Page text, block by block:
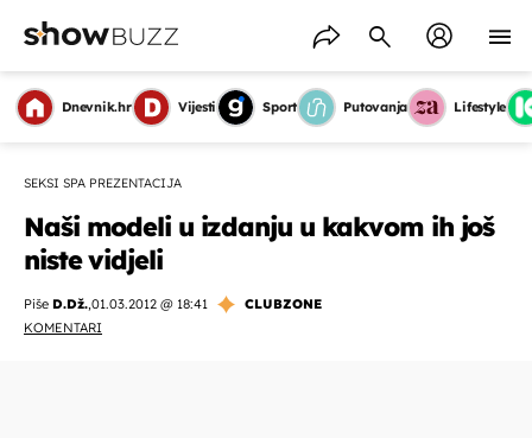
Dnevnik.hr Vijesti Sport Putovanja Lifestyle
SEKSI SPA PREZENTACIJA
Naši modeli u izdanju u kakvom ih još
niste vidjeli
Piše D.Dž.,01.03.2012 @ 18:41
CLUBZONE
KOMENTARI